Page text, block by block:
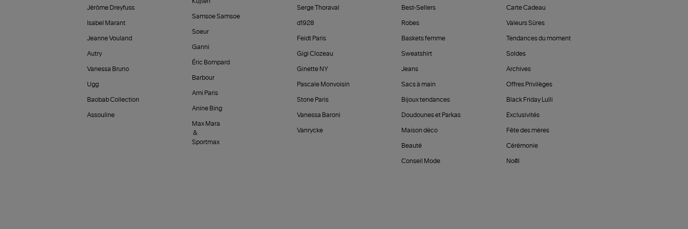
Jérôme Dreyfuss
Isabel Marant
Jeanne Vouland
Autry
Vanessa Bruno
Ugg
Baobab Collection
Assouline
Samsoe Samsoe
Soeur
Ganni
Éric Bompard
Barbour
Ami Paris
Anine Bing
Max Mara
&
Sportmax
Serge Thoraval
d1928
Feidt Paris
Gigi Clozeau
Ginette NY
Pascale Monvoisin
Stone Paris
Vanessa Baroni
Vanrycke
Best-Sellers
Robes
Baskets femme
Sweatshirt
Jeans
Sacs à main
Bijoux tendances
Doudounes et Parkas
Maison déco
Beauté
Conseil Mode
Carte Cadeau
Valeurs Sûres
Tendances du moment
Soldes
Archives
Offres Privilèges
Black Friday Lulli
Exclusivités
Fête des mères
Cérémonie
Noël